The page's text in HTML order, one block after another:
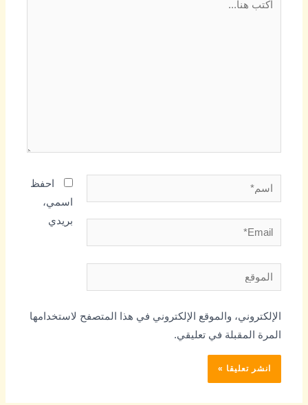
اسم*
Email*
الموقع
احفظ
اسمي،
بريدي
الإلكتروني، والموقع الإلكتروني في هذا المتصفح لاستخدامها
المرة المقبلة في تعليقي.